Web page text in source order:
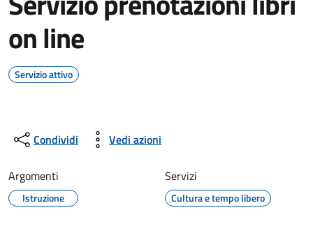
on line
Servizio attivo
Condividi Vedi azioni
Argomenti
Istruzione
Servizi
Cultura e tempo libero